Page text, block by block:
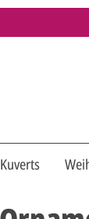
Kuverts